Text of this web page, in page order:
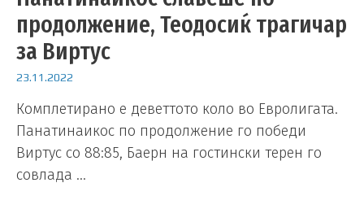
продолжение, Теодосиќ трагичар
за Виртус
23.11.2022
Комплетирано е деветтото коло во Евролигата.
Панатинаикос по продолжение го победи
Виртус со 88:85, Баерн на гостински терен го
совлада …